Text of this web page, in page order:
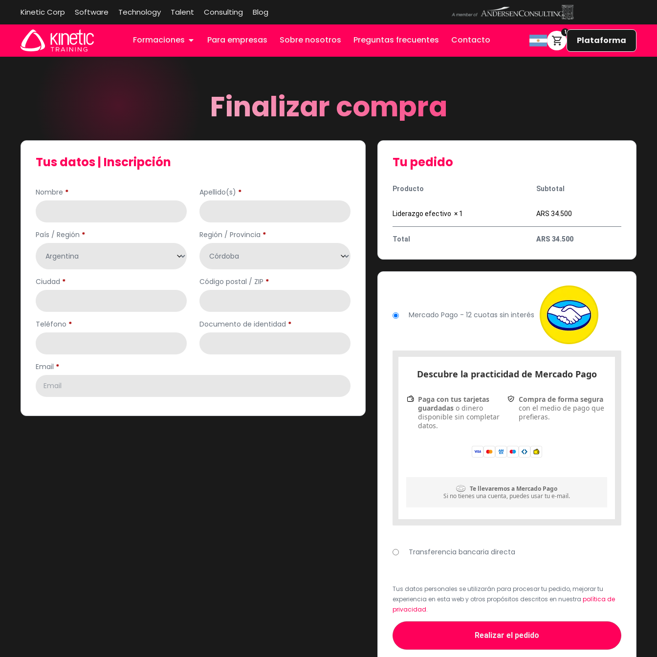
Kinetic Corp Software Technology Talent Consulting Blog
Formaciones Para empresas Sobre nosotros Preguntas frecuentes Contacto
1
Plataforma
Finalizar compra
Tus datos | Inscripción
Nombre * Apellido(s) *
País / Región * Región / Provincia *
Ciudad * Código postal / ZIP *
Teléfono * Documento de identidad *
Email *
Tu pedido
Producto Subtotal
Liderazgo efectivo × 1 ARS 34.500
Total ARS 34.500
Mercado Pago - 12 cuotas sin interés
Descubre la practicidad de Mercado Pago
Paga con tus tarjetas
guardadas o dinero
disponible sin completar
datos.
Compra de forma segura
con el medio de pago que
prefieras.
Te llevaremos a Mercado Pago
Si no tienes una cuenta, puedes usar tu e-mail.
Transferencia bancaria directa
Tus datos personales se utilizarán para procesar tu pedido, mejorar tu
experiencia en esta web y otros propósitos descritos en nuestra política de
privacidad.
Realizar el pedido